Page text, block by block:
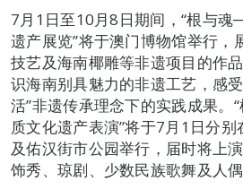
7月1日至10月8日期间，“根与
遗产展览”将于澳门博物馆举行，
技艺及海南椰雕等非遗项目的作
识海南别具魅力的非遗工艺，感
活”非遗传承理念下的实践成果。
质文化遗产表演”将于7月1日分
及佑汉街市公园举行，届时将上
饰秀、琼剧、少数民族歌舞及人偶